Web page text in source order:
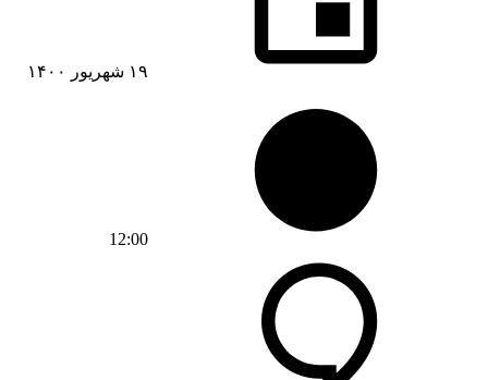
۱۹ شهریور ۱۴۰۰
12:00